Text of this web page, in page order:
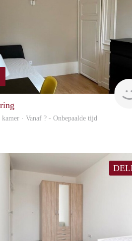
kamer · Vanaf ? - Onbepaalde tijd